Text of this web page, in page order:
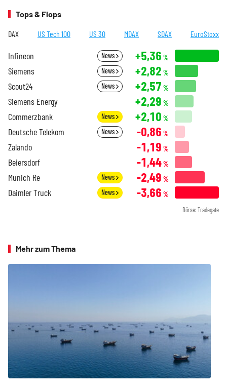
Tops & Flops
DAX US Tech 100 US 30 MDAX SDAX EuroStoxx
Infineon News +5,36 %
Siemens News +2,82 %
Scout24 News +2,57 %
Siemens Energy +2,29 %
Commerzbank News +2,10 %
Deutsche Telekom News -0,86 %
Zalando -1,19 %
Beiersdorf -1,44%
Munich Re News -2,49 %
Daimler Truck News -3,66 %
Börse: Tradegate
Mehr zum Thema